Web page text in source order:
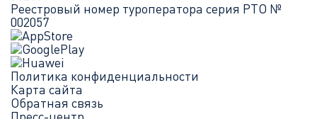
Реестровый номер туроператора серия РТО №
002057
Политика конфиденциальности
Карта сайта
Обратная связь